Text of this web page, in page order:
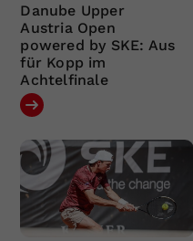
Danube Upper
Austria Open
powered by SKE: Aus
für Kopp im
Achtelfinale